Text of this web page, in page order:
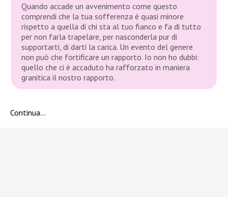
Quando accade un avvenimento come questo
comprendi che la tua sofferenza è quasi minore
rispetto a quella di chi sta al tuo fianco e fa di tutto
per non farla trapelare, per nasconderla pur di
supportarti, di darti la carica. Un evento del genere
non può che fortificare un rapporto. Io non ho dubbi:
quello che ci è accaduto ha rafforzato in maniera
granitica il nostro rapporto.
Continua…